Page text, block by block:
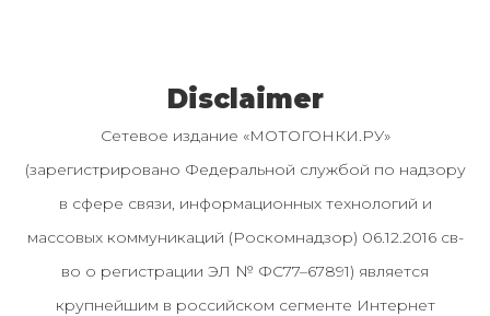
Disclaimer
Сетевое издание «МОТОГОНКИ.РУ»
(зарегистрировано Федеральной службой по надзору
в сфере связи, информационных технологий и
массовых коммуникаций (Роскомнадзор) 06.12.2016 св-
во о регистрации ЭЛ № ФС77–67891) является
крупнейшим в российском сегменте Интернет